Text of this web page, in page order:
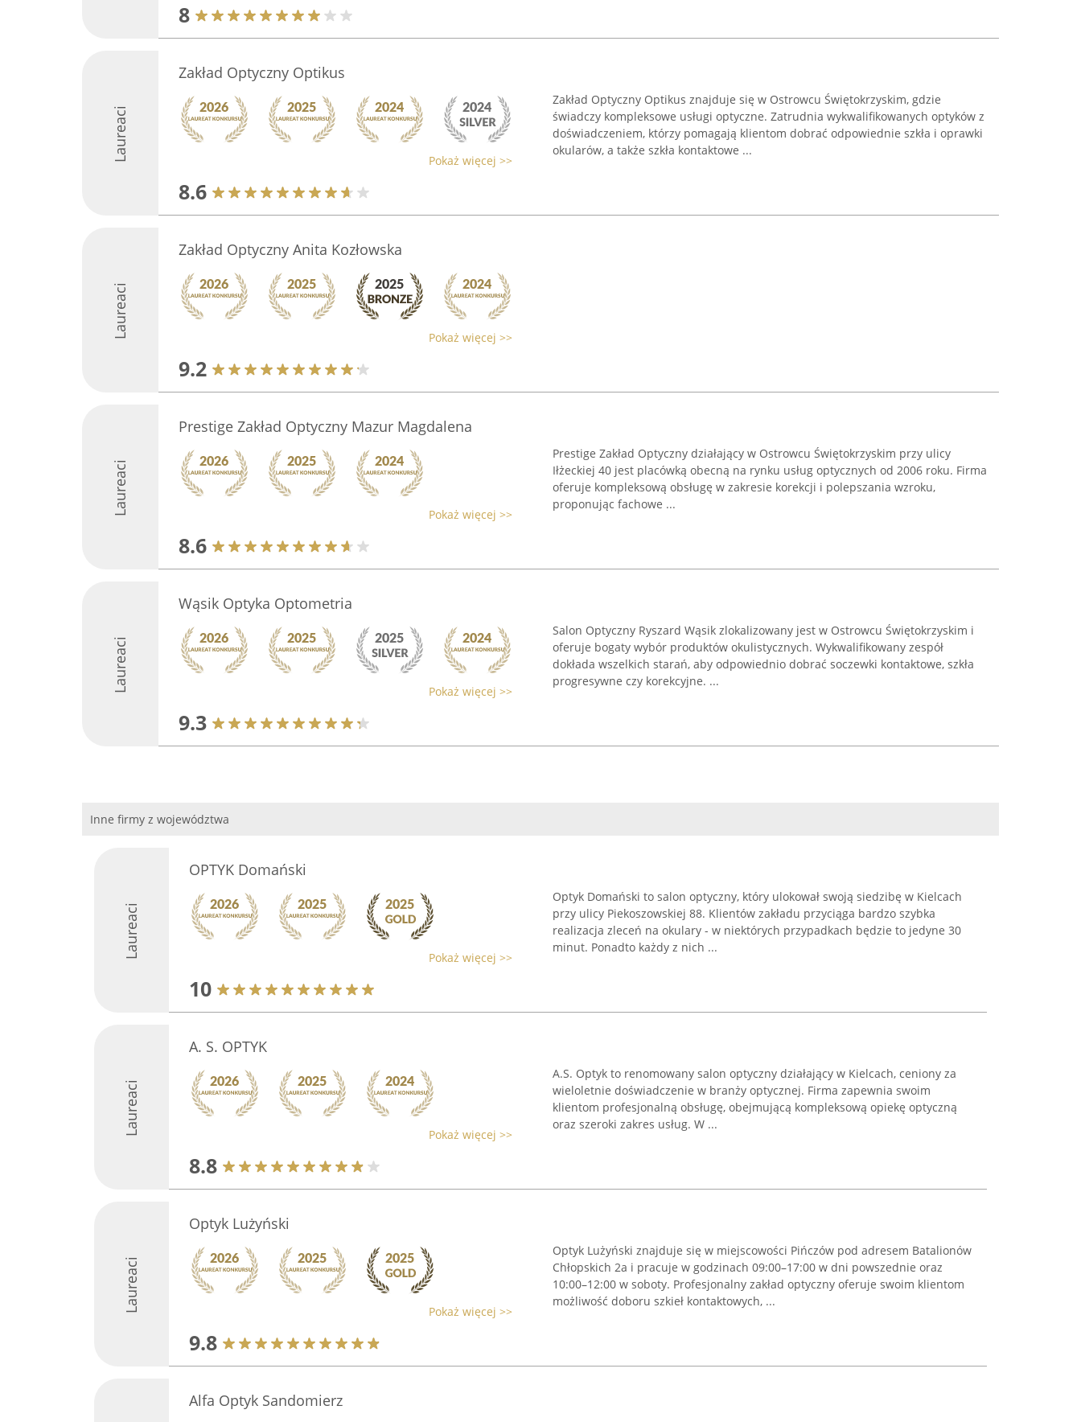
8
Laureaci
Zakład Optyczny Optikus
Pokaż więcej >>
8.6
Zakład Optyczny Optikus znajduje się w Ostrowcu Świętokrzyskim, gdzie
świadczy kompleksowe usługi optyczne. Zatrudnia wykwalifikowanych optyków z
doświadczeniem, którzy pomagają klientom dobrać odpowiednie szkła i oprawki
okularów, a także szkła kontaktowe ...
Laureaci
Zakład Optyczny Anita Kozłowska
Pokaż więcej >>
9.2
Laureaci
Prestige Zakład Optyczny Mazur Magdalena
Pokaż więcej >>
8.6
Prestige Zakład Optyczny działający w Ostrowcu Świętokrzyskim przy ulicy
Iłżeckiej 40 jest placówką obecną na rynku usług optycznych od 2006 roku. Firma
oferuje kompleksową obsługę w zakresie korekcji i polepszania wzroku,
proponując fachowe ...
Laureaci
Wąsik Optyka Optometria
Pokaż więcej >>
9.3
Salon Optyczny Ryszard Wąsik zlokalizowany jest w Ostrowcu Świętokrzyskim i
oferuje bogaty wybór produktów okulistycznych. Wykwalifikowany zespół
dokłada wszelkich starań, aby odpowiednio dobrać soczewki kontaktowe, szkła
progresywne czy korekcyjne. ...
Inne firmy z województwa
Laureaci
OPTYK Domański
Pokaż więcej >>
10
Optyk Domański to salon optyczny, który ulokował swoją siedzibę w Kielcach
przy ulicy Piekoszowskiej 88. Klientów zakładu przyciąga bardzo szybka
realizacja zleceń na okulary - w niektórych przypadkach będzie to jedyne 30
minut. Ponadto każdy z nich ...
Laureaci
A. S. OPTYK
Pokaż więcej >>
8.8
A.S. Optyk to renomowany salon optyczny działający w Kielcach, ceniony za
wieloletnie doświadczenie w branży optycznej. Firma zapewnia swoim
klientom profesjonalną obsługę, obejmującą kompleksową opiekę optyczną
oraz szeroki zakres usług. W ...
Laureaci
Optyk Lużyński
Pokaż więcej >>
9.8
Optyk Lużyński znajduje się w miejscowości Pińczów pod adresem Batalionów
Chłopskich 2a i pracuje w godzinach 09:00–17:00 w dni powszednie oraz
10:00–12:00 w soboty. Profesjonalny zakład optyczny oferuje swoim klientom
możliwość doboru szkieł kontaktowych, ...
Alfa Optyk Sandomierz